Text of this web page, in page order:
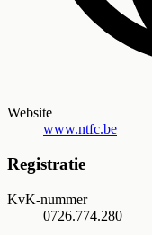
Website
www.ntfc.be
Registratie
KvK-nummer
0726.774.280